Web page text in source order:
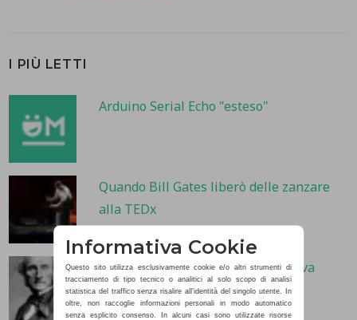
I PIÙ LETTI
Arduino Serial Echo "esteso"
Quando Bill Gates liberò delle zanzare
alla TEDx
Liberi di sbagliare: vero fino a prova
contraria
Informativa Cookie
Questo sito utilizza esclusivamente cookie e/o altri strumenti di
tracciamento di tipo tecnico o analitici al solo scopo di analisi
statistica del traffico senza risalire all'identità del singolo utente. In
oltre, non raccoglie informazioni personali in modo automatico
senza esplicito consenso. In alcuni casi sono utilizzate risorse